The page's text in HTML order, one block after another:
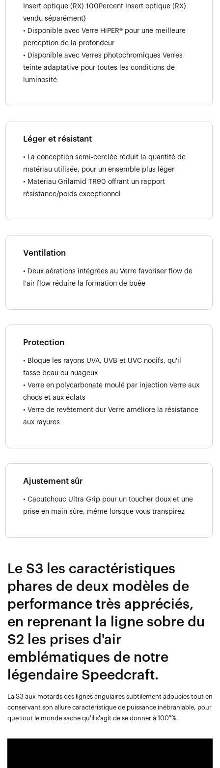
Insert optique (RX) 100Percent Insert optique (RX)
vendu séparément)
• Disponible avec Verre HiPER® pour une meilleure
perception de la profondeur
• Disponible avec Verres photochromiques Verres
teinte adaptative pour toutes les conditions de
luminosité
Léger et résistant
• La conception semi-cerclée réduit la quantité de
matériau utilisée, pour un ensemble plus léger
• Matériau Grilamid TR90 offrant un rapport
résistance/poids exceptionnel
Ventilation
• Deux aérations intégrées au Verre favoriser flow de
l'air flow réduire la formation de buée
Protection
• Bloque les rayons UVA, UVB et UVC nocifs, qu'il
fasse beau ou nuageux
• Verre en polycarbonate moulé par injection Verre aux
chocs et aux éclats
• Verre de revêtement dur Verre améliore la résistance
aux rayures
Ajustement sûr
• Caoutchouc Ultra Grip pour un toucher doux et une
prise en main sûre, même lorsque vous transpirez
Le S3 les caractéristiques
phares de deux modèles de
performance très appréciés,
en reprenant la ligne sobre du
S2 les prises d'air
emblématiques de notre
légendaire Speedcraft.
La S3 aux motards des lignes angulaires subtilement adoucies tout en
conservant son allure caractéristique de puissance inébranlable, pour
que tout le monde sache qu'il s'agit de se donner à 100 %.